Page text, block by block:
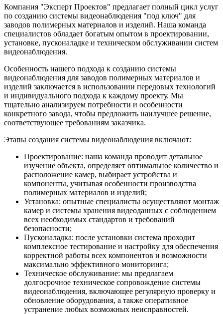
Компания "Эксперт Проектов" предлагает полный цикл услуг
по созданию системы видеонаблюдения "под ключ" для
заводов полимерных материалов и изделий. Наша команда
специалистов обладает богатым опытом в проектировании,
установке, пусконаладке и техническом обслуживании систем
видеонаблюдения.
Особенность нашего подхода к созданию системы
видеонаблюдения для заводов полимерных материалов и
изделий заключается в использовании передовых технологий
и индивидуального подхода к каждому проекту. Мы
тщательно анализируем потребности и особенности
конкретного завода, чтобы предложить наилучшее решение,
соответствующее требованиям заказчика.
Этапы создания системы видеонаблюдения включают:
Проектирование: наша команда проводит детальное
изучение объекта, определяет оптимальное количество и
расположение камер, выбирает устройства и
компоненты, учитывая особенности производства
полимерных материалов и изделий;
Установка: опытные специалисты осуществляют монтаж
камер и системы хранения видеоданных с соблюдением
всех необходимых стандартов и требований
безопасности;
Пусконаладка: после установки система проходит
комплексное тестирование и настройку для обеспечения
корректной работы всех компонентов и возможности
максимально эффективного мониторинга;
Техническое обслуживание: мы предлагаем
долгосрочное техническое сопровождение системы
видеонаблюдения, включающее регулярную проверку и
обновление оборудования, а также оперативное
устранение любых возможных неисправностей.